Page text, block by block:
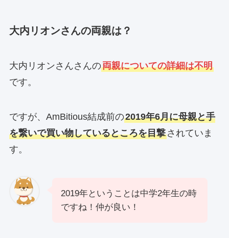
大内リオンさんの両親は？
大内リオンさんさんの両親についての詳細は不明
です。
ですが、AmBitious結成前の2019年6月に母親と手
を繋いで買い物しているところを目撃されていま
す。
2019年ということは中学2年生の時
ですね！仲が良い！